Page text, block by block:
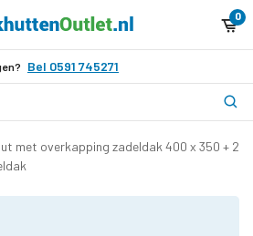
0
Bel 0591 745271
met overkapping zadeldak 400 x 350 +